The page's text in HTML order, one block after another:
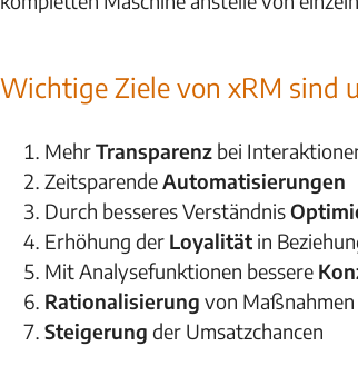
Wichtige Ziele von xRM sind
MehrTransparenz bei
ZeitsparendeAutomatisierungen
Durch besseres Verständnis
Erhöhung der Loyalität in
Mit Analysefunktionen bessere
Rationalisierung von
Steigerung der Umsatzchancen